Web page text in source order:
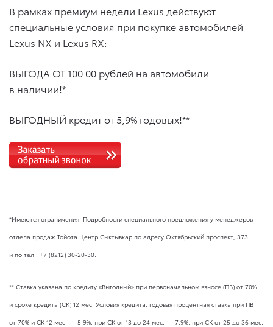
В рамках премиум недели Lexus действуют
специальные условия при покупке автомобилей
Lexus NX и Lexus RX:
ВЫГОДА ОТ 100 00 рублей на автомобили
в наличии!*
ВЫГОДНЫЙ кредит от 5,9% годовых!**
*Имеются ограничения. Подробности специального предложения у менеджеров
отдела продаж Тойота Центр Сыктывкар по адресу Октябрьский проспект, 373
и по тел.: +7 (8212) 30-20-30
** Ставка указана по кредиту «Выгодный» при первоначальном взносе (ПВ) от 70%
и сроке кредита (СК) 12 мес. Условия кредита: годовая процентная ставка при ПВ
от 70% и СК 12 мес. — 5,9%, при СК от 13 до 24 мес. — 7,9%, при СК от 25 до 36 мес.